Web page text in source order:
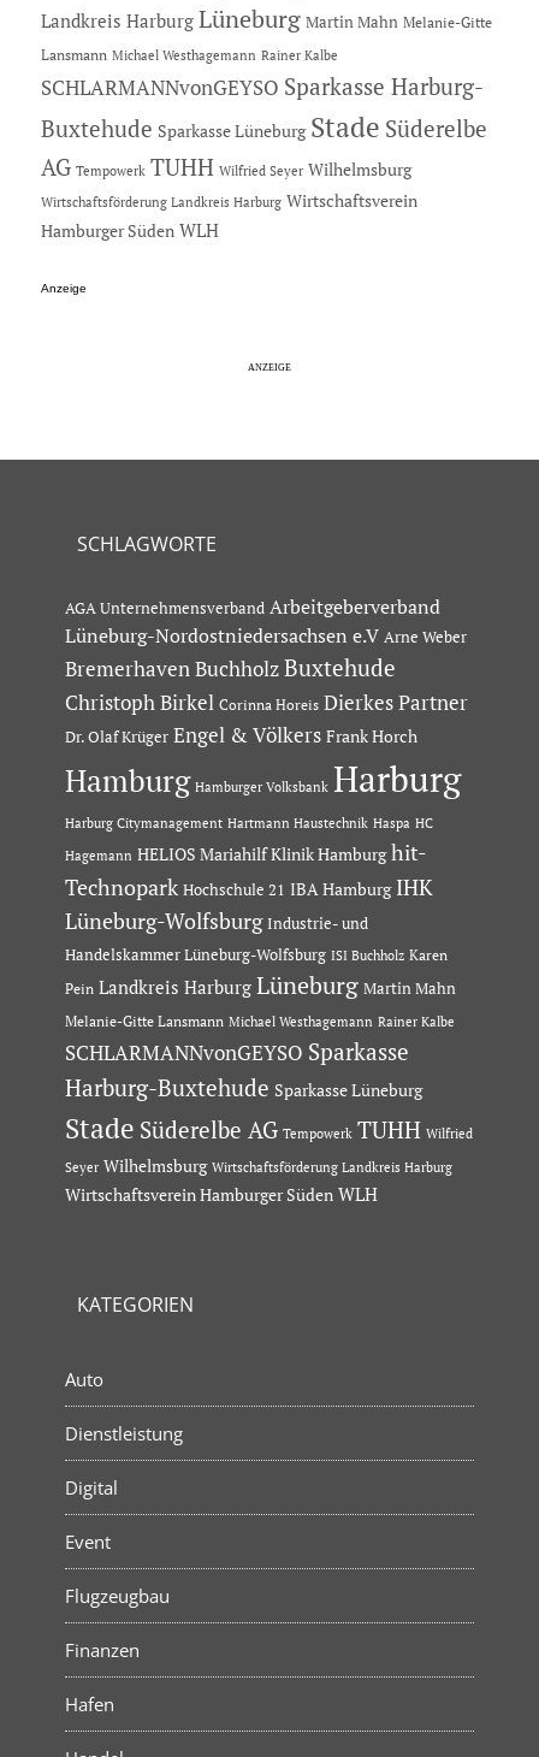
Landkreis Harburg Lüneburg Martin Mahn Melanie-Gitte
Lansmann Michael Westhagemann Rainer Kalbe
SCHLARMANNvonGEYSO Sparkasse Harburg-
Buxtehude Sparkasse Lüneburg Stade Süderelbe
AG Tempowerk TUHH Wilfried Seyer Wilhelmsburg
Wirtschaftsförderung Landkreis Harburg Wirtschaftsverein
Hamburger Süden WLH
Anzeige
SCHLAGWORTE
AGA Unternehmensverband Arbeitgeberverband
Lüneburg-Nordostniedersachsen e.V Arne Weber
Bremerhaven Buchholz Buxtehude
Christoph Birkel Corinna Horeis Dierkes Partner
Dr. Olaf Krüger Engel & Völkers Frank Horch
Hamburg Hamburger Volksbank Harburg
Harburg Citymanagement Hartmann Haustechnik Haspa HC
Hagemann HELIOS Mariahilf Klinik Hamburg hit-
Technopark Hochschule 21 IBA Hamburg IHK
Lüneburg-Wolfsburg Industrie- und
Handelskammer Lüneburg-Wolfsburg ISI Buchholz Karen
Pein Landkreis Harburg Lüneburg Martin Mahn
Melanie-Gitte Lansmann Michael Westhagemann Rainer Kalbe
SCHLARMANNvonGEYSO Sparkasse
Harburg-Buxtehude Sparkasse Lüneburg
Stade Süderelbe AG Tempowerk TUHH Wilfried
Seyer Wilhelmsburg Wirtschaftsförderung Landkreis Harburg
Wirtschaftsverein Hamburger Süden WLH
KATEGORIEN
Auto
Dienstleistung
Digital
Event
Flugzeugbau
Finanzen
Hafen